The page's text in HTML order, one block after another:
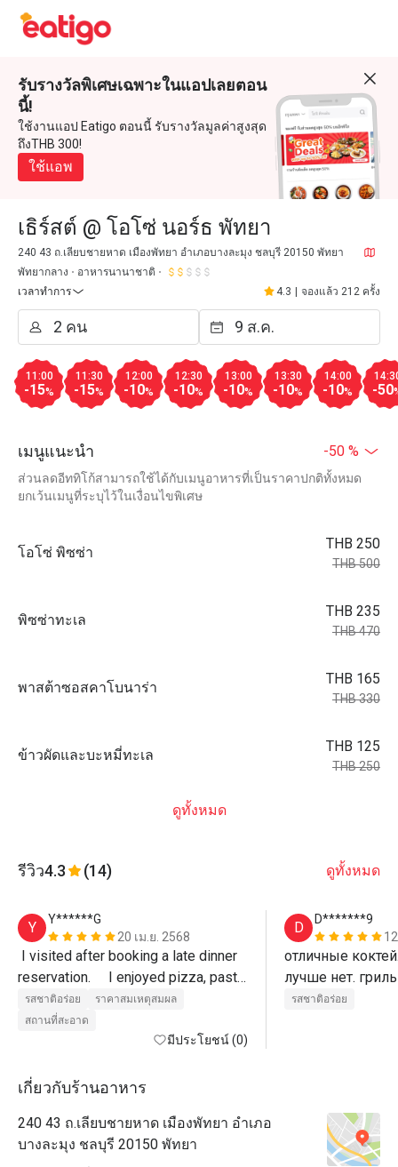
รับรางวัลพิเศษเฉพาะในแอปเลยตอน
นี้!
ใช้งานแอป Eatigo ตอนนี้ รับรางวัลมูลค่าสูงสุด
ถึงTHB 300!
ใช้แอพ
เธิร์สต์ @ โอโซ่ นอร์ธ พัทยา
240 43 ถ.เลียบชายหาด เมืองพัทยา อำเภอบางละมุง ชลบุรี 20150 พัทยา
พัทยากลาง
อาหารนานาชาติ
เวลาทำการ
4.3 จองแล้ว 212 ครั้ง
11:00
-15%
11:30
-15%
12:00
-10%
12:30
-10%
13:00
-10%
13:30
-10%
14:00
-10% -50
เมนูแนะนำ -50 %
ส่วนลดอีททิโก้สามารถใช้ได้กับเมนูอาหารที่เป็นราคาปกติทั้งหมด
ยกเว้นเมนูที่ระบุไว้ในเงื่อนไขพิเศษ
โอโซ่ พิซซ่า
THB 250
THB 500
พิซซ่าทะเล
THB 235
THB 470
พาสต้าซอสคาโบนาร่า
THB 165
THB 330
ข้าวผัดและบะหมี่ทะเล
THB 125
THB 250
ดูทั้งหมด
รีวิว4.3 (14) ดูทั้งหมด
Y
Y******G
20 เม.ย. 2568
I visited after booking a late dinner
reservation.     I enjoyed pizza, pasta,
pad thai, etc. at a reasonable price
and good service. (Recommended
for guests staying at Ozo Hotel)
รสชาติอร่อย
ราคาสมเหตุสมผล
สถานที่สะอาด
มีประโยชน์ (0)
D
D*******9
отличные
лучше нет.
รสชาติอร่อย
เกี่ยวกับร้านอาหาร
240 43 ถ.เลียบชายหาด เมืองพัทยา อำเภอ
บางละมุง ชลบุรี 20150 พัทยา